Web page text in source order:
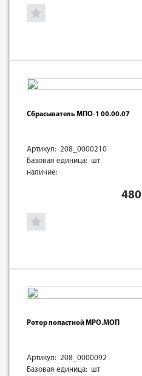
Сбрасыватель МПО-1 00.00.07
Артикул: 208_0000210
Базовая единица: шт
наличие:
480
Ротор лопастной МРО.МОП
Артикул: 208_0000092
Базовая единица: шт